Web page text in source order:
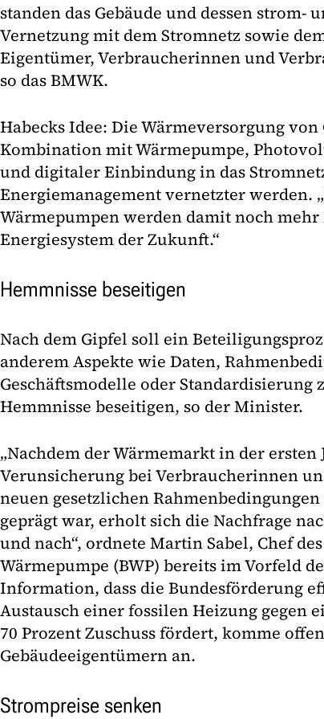
standen das Gebäude und dessen strom-
Vernetzung mit dem Stromnetz sowie
Eigentümer, Verbraucherinnen und
so das BMWK.
Habecks Idee: Die Wärmeversorgung
Kombination mit Wärmepumpe,
und digitaler Einbindung in das
Energiemanagement vernetzter werden.
Wärmepumpen werden damit noch
Energiesystem der Zukunft.“
Hemmnisse beseitigen
Nach dem Gipfel soll ein
anderem Aspekte wie Daten,
Geschäftsmodelle oder Standardisierung
Hemmnisse beseitigen, so der Minister.
„Nachdem der Wärmemarkt in der
Verunsicherung bei Verbraucherinnen
neuen gesetzlichen
geprägt war, erholt sich die Nachfrage
und nach“, ordnete Martin Sabel, Chef
Wärmepumpe (BWP) bereits im Vorfeld
Information, dass die Bundesförderung
Austausch einer fossilen Heizung gegen
70 Prozent Zuschuss fördert, komme
Gebäudeeigentümern an.
Strompreise senken